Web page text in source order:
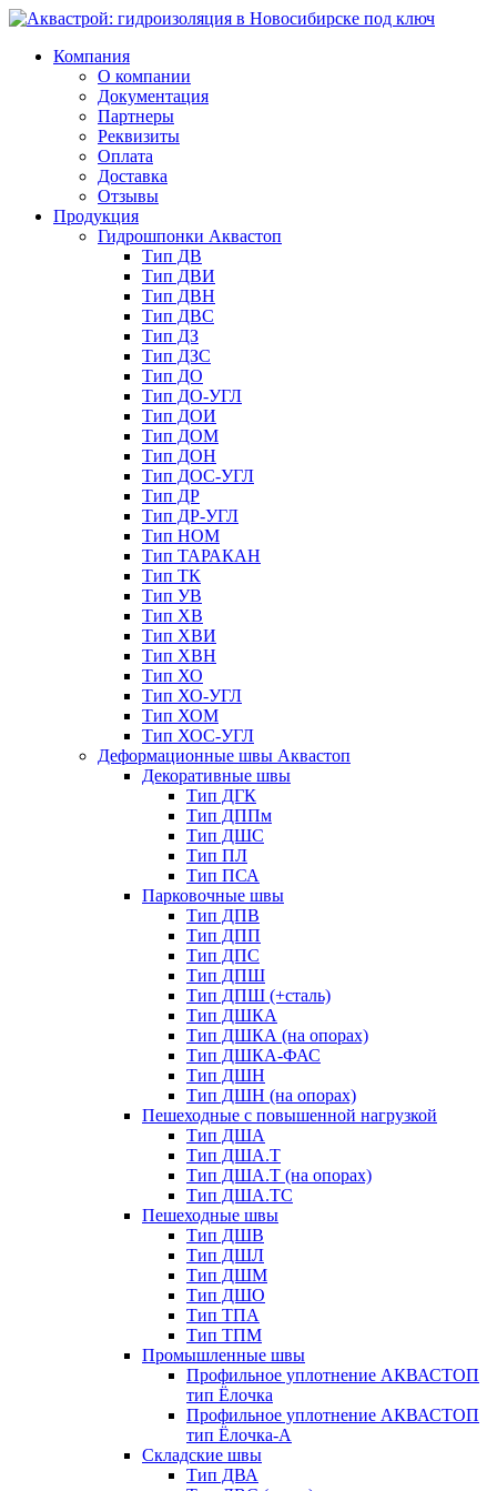
Компания
О компании
Документация
Партнеры
Реквизиты
Оплата
Доставка
Отзывы
Продукция
Гидрошпонки Аквастоп
Тип ДВ
Тип ДВИ
Тип ДВН
Тип ДВС
Тип ДЗ
Тип ДЗС
Тип ДО
Тип ДО-УГЛ
Тип ДОИ
Тип ДОМ
Тип ДОН
Тип ДОС-УГЛ
Тип ДР
Тип ДР-УГЛ
Тип НОМ
Тип ТАРАКАН
Тип ТК
Тип УВ
Тип ХВ
Тип ХВИ
Тип ХВН
Тип ХО
Тип ХО-УГЛ
Тип ХОМ
Тип ХОС-УГЛ
Деформационные швы Аквастоп
Декоративные швы
Тип ДГК
Тип ДППм
Тип ДШС
Тип ПЛ
Тип ПСА
Парковочные швы
Тип ДПВ
Тип ДПП
Тип ДПС
Тип ДПШ
Тип ДПШ (+сталь)
Тип ДШКА
Тип ДШКА (на опорах)
Тип ДШКА-ФАС
Тип ДШН
Тип ДШН (на опорах)
Пешеходные с повышенной нагрузкой
Тип ДША
Тип ДША.Т
Тип ДША.Т (на опорах)
Тип ДША.ТС
Пешеходные швы
Тип ДШВ
Тип ДШЛ
Тип ДШМ
Тип ДШО
Тип ТПА
Тип ТПМ
Промышленные швы
Профильное уплотнение АКВАСТОП
тип Ёлочка
Профильное уплотнение АКВАСТОП
тип Ёлочка-А
Складские швы
Тип ДВА